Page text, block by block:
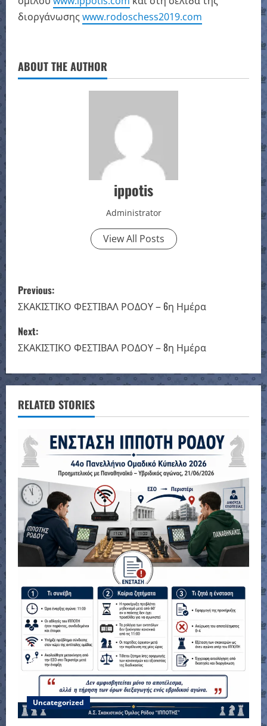
διοργάνωσηςwww.rodoschess2019.com
ABOUT THE AUTHOR
ippotis
Administrator
View All Posts
P
o
s
t
n
a
v
i
g
a
t
i
o
n
Previous:
ΣΚΑΚΙΣΤΙΚΟ ΦΕΣΤΙΒΑΛ ΡΟΔΟΥ – 6η Ημέρα
Next:
ΣΚΑΚΙΣΤΙΚΟ ΦΕΣΤΙΒΑΛ ΡΟΔΟΥ – 8η Ημέρα
RELATED STORIES
Uncategorized